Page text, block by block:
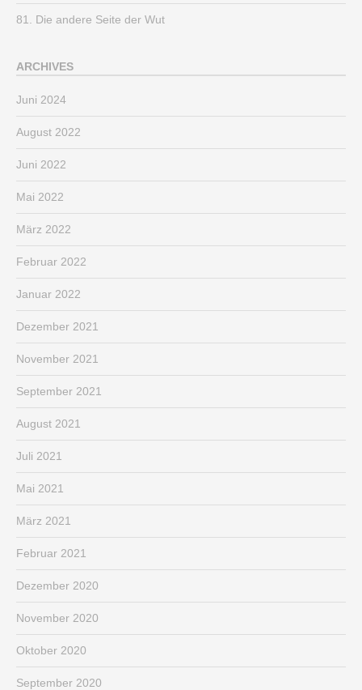
81. Die andere Seite der Wut
ARCHIVES
Juni 2024
August 2022
Juni 2022
Mai 2022
März 2022
Februar 2022
Januar 2022
Dezember 2021
November 2021
September 2021
August 2021
Juli 2021
Mai 2021
März 2021
Februar 2021
Dezember 2020
November 2020
Oktober 2020
September 2020